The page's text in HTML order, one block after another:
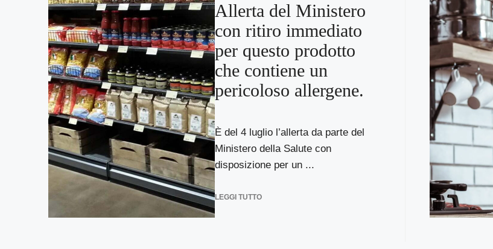
Allerta del Ministero
con ritiro immediato
per questo prodotto
che contiene un
pericoloso allergene.
È del 4 luglio l’allerta da parte del
Ministero della Salute con
disposizione per un ...
LEGGI TUTTO